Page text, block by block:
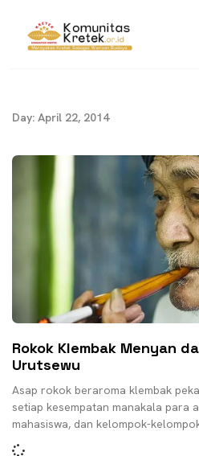
Day: April 22, 2014
Rokok Klembak Menyan
Urutsewu
Asap rokok beraroma klembak
setiap kesempatan manakala para
mahasiswa, dan kelompok-
mengadakan pertemuan dan